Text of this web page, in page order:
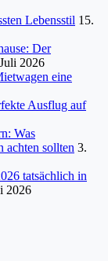
Lebensstil 15.
Der
2026
eine
Ausflug auf
Was
achten sollten 3.
tatsächlich in
2026